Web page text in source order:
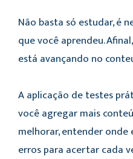
Não basta só estudar, é
que você aprendeu.
está avançando no
A aplicação de testes
você agregar mais
melhorar, entender
erros para acertar cada